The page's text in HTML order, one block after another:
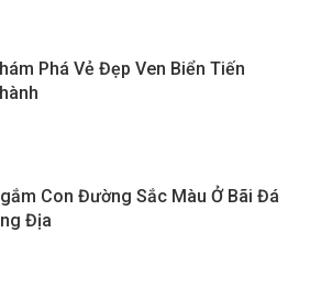
Phá Vẻ Đẹp Ven Biển Tiến
Con Đường Sắc Màu Ở Bãi Đá
Địa